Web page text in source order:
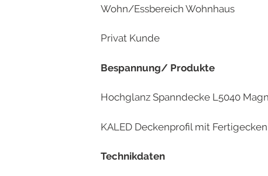
Wohn/Essbereich Wohnhaus
Privat Kunde
Bespannung/ Produkte
Hochglanz Spanndecke L5040
KALED Deckenprofil mit Fertigecken
Technikdaten